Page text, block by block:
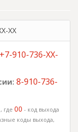
XX
+7-910-736-XX-
8-910-736-
, где 00 - код выхода
коды выхода,